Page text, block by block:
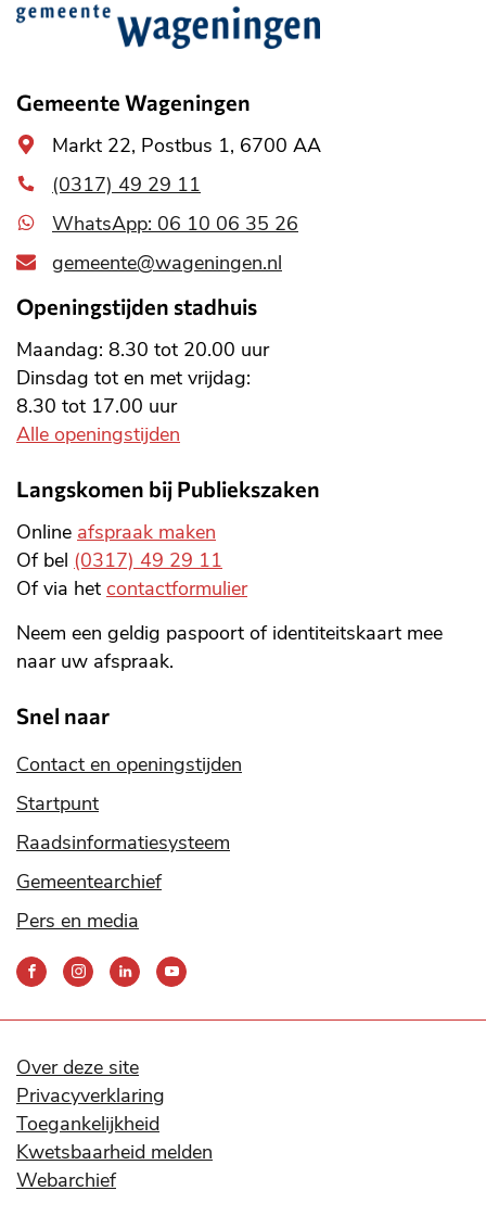
Belangrijke
informatie
Gemeente Wageningen
Algemeen
adres
Markt 22, Postbus 1, 6700 AA
(0317) 49 29 11
WhatsApp: 06 10 06 35 26
gemeente@wageningen.nl
Openingstijden stadhuis
Maandag: 8.30 tot 20.00 uur
Dinsdag tot en met vrijdag:
8.30 tot 17.00 uur
Alle openingstijden
Langskomen bij Publiekszaken
Online afspraak maken
Of bel (0317) 49 29 11
Of via het contactformulier
Neem een geldig paspoort of identiteitskaart mee
naar uw afspraak.
Snel naar
Contact en openingstijden
Startpunt
Raadsinformatiesysteem
Gemeentearchief
Pers en media
Bereik
ons
social
media
kanalen
Over deze site
Privacyverklaring
Toegankelijkheid
Kwetsbaarheid melden
Webarchief